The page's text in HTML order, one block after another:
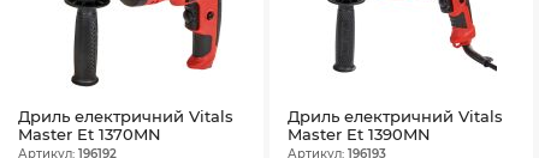
Дриль електричний Vitals
Master Et 1370MN
Артикул: 196192
Дриль електричний Vitals
Master Et 1390MN
Артикул: 196193